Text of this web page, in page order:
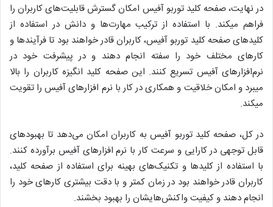
در نهایت، صفحه کلید توربو آفیس امکان گسترش قابلیت‌های کاربران را
فراهم میکند. با استفاده از ترکیب مهارت‌ها و دانش در استفاده از
کلیدهای صفحه کلید توربو آفیس، کاربران قادر خواهند بود تا فرآیندها و
کارهای مختلف خود را سفته انجام دهند و در پیشرفت خود در
نرم‌افزارهای آفیس تسریع کنند. این صفحه کلید انگیزه کاربران را بالا
میبرد و امکان خلاقیت و همکاری در کار با نرم افزارهای آفیس را تقویت
میکند.
در کل، صفحه کلید توربو آفیس به کاربران امکان می‌دهد تا بهبودهای
قابل توجهی در کارایی و سرعت کار با نرم افزارهای آفیس برآورده کنند.
با استفاده از کلیدها و تکنیک‌های بهینه برای استفاده از صفحه کلید،
کاربران قادر خواهند بود در زمان کمتر و با دقت بیشتری کارهای خود را
انجام دهند و کیفیت واکنش‌هایشان را بهبود بخشند.